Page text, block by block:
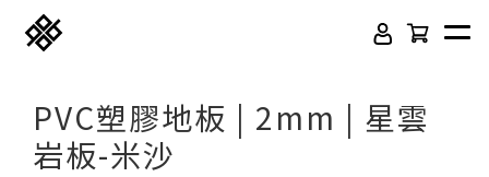
PVC塑膠地板 | 2mm | 星雲
岩板-米沙